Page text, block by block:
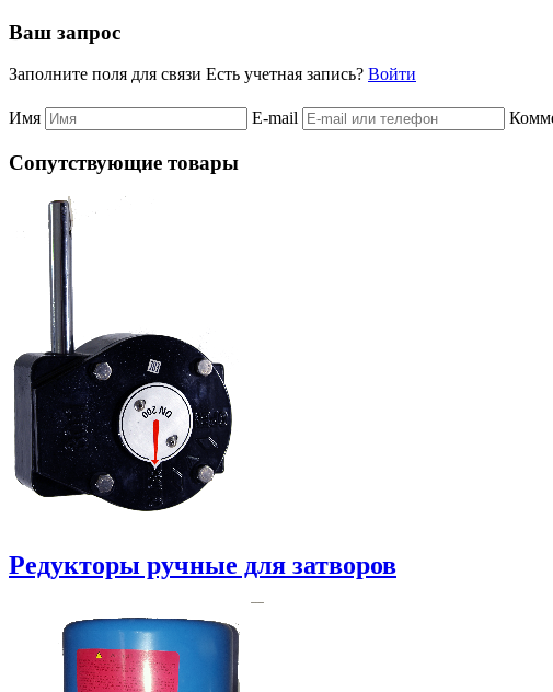
Ваш запрос
Заполните поля для связи Есть учетная запись? Войти
Имя E-mail
Сопутствующие товары
Редукторы ручные для затворов